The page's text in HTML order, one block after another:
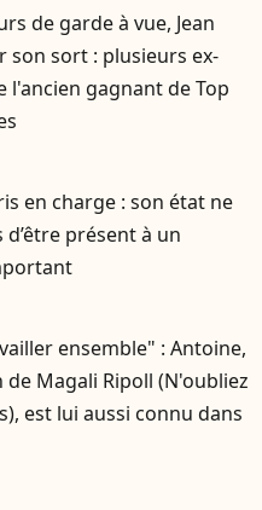
de garde à vue, Jean
son sort : plusieurs ex-
l'ancien gagnant de Top
en charge : son état ne
présent à un
ensemble" : Antoine,
Magali Ripoll (N'oubliez
est lui aussi connu dans